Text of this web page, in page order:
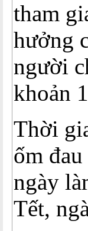
tham
hưởng
người
khoản
Thời
ốm
ngày
Tết,